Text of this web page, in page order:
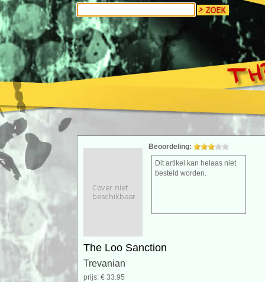
Beoordeling:
Dit artikel kan helaas niet
besteld worden.
The Loo Sanction
Trevanian
prijs: € 33.95